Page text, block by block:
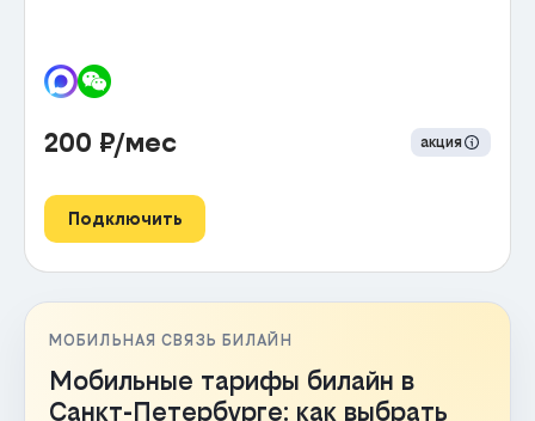
200 ₽/мес акция
Подключить
МОБИЛЬНАЯ СВЯЗЬ БИЛАЙН
Мобильные тарифы билайн в
Санкт-Петербурге: как выбрать